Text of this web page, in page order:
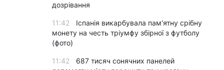
дозрівання
11:42
Іспанія викарбувала пам'ятну срібну
монету на честь тріумфу збірної з футболу
(фото)
11:42
687 тисяч сонячних панелей